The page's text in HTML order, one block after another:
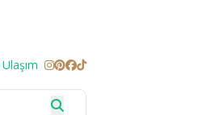
Ulaşım